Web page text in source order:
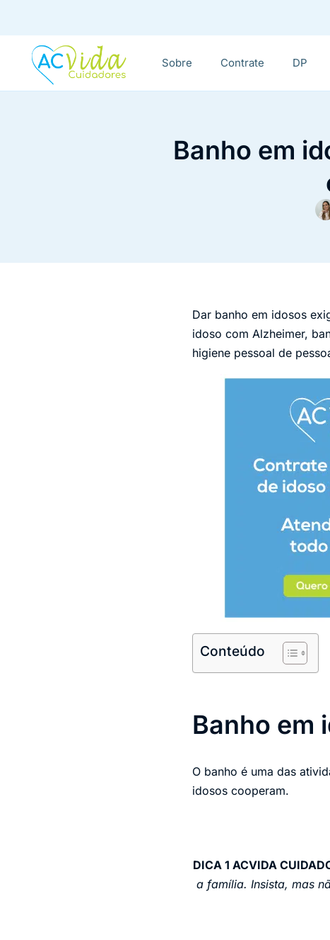
Sobre Contrate DP
Banho em
Dar banho em idosos
idoso com Alzheimer,
higiene pessoal de
Conteúdo
Banho em
O banho é uma das
idosos cooperam.
DICA 1 ACVIDA
a família. Insista, mas